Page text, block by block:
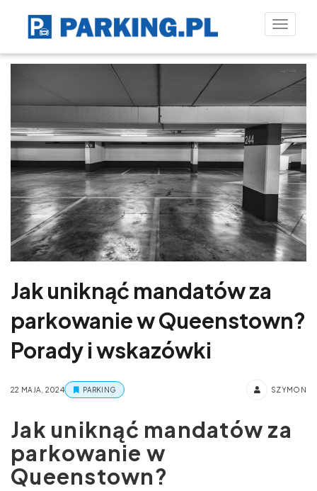
Toggle
Jak uniknąć mandatów za
parkowanie w Queenstown?
Porady i wskazówki
22 MAJA, 2024 PARKING SZYMON
Jak uniknąć mandatów za
parkowanie w
Queenstown?